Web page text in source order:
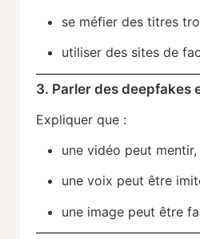
se méfier des titres
utiliser des sites de
3. Parler des deepfakes
Expliquer que :
une vidéo peut mentir,
une voix peut être
une image peut être